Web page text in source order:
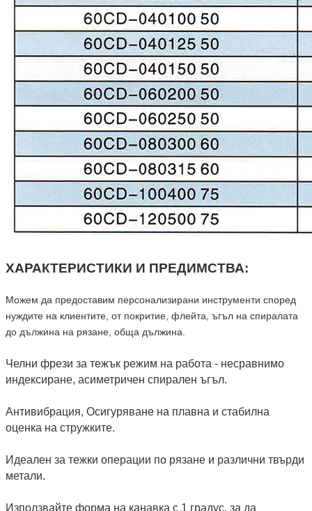
ХАРАКТЕРИСТИКИ И ПРЕДИМСТВА:
Можем да предоставим персонализирани инструменти според
нуждите на клиентите, от покритие, флейта, ъгъл на спиралата
до дължина на рязане, обща дължина.
Челни фрези за тежък режим на работа - несравнимо
индексиране, асиметричен спирален ъгъл.
Антивибрация, Осигуряване на плавна и стабилна
оценка на стружките.
Идеален за тежки операции по рязане и различни твърди
метали.
Използвайте форма на канавка с 1 градус, за да